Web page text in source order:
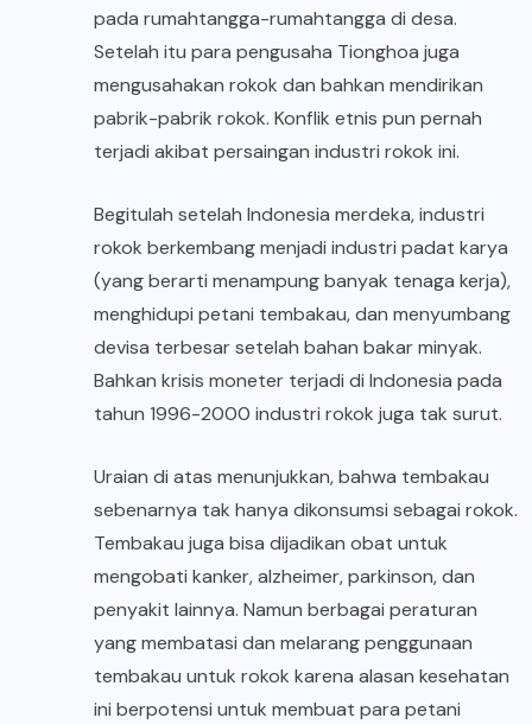
pada rumahtangga-rumahtangga di desa.
Setelah itu para pengusaha Tionghoa juga
mengusahakan rokok dan bahkan mendirikan
pabrik-pabrik rokok. Konflik etnis pun pernah
terjadi akibat persaingan industri rokok ini.
Begitulah setelah Indonesia merdeka, industri
rokok berkembang menjadi industri padat karya
(yang berarti menampung banyak tenaga kerja),
menghidupi petani tembakau, dan menyumbang
devisa terbesar setelah bahan bakar minyak.
Bahkan krisis moneter terjadi di Indonesia pada
tahun 1996-2000 industri rokok juga tak surut.
Uraian di atas menunjukkan, bahwa tembakau
sebenarnya tak hanya dikonsumsi sebagai rokok.
Tembakau juga bisa dijadikan obat untuk
mengobati kanker, alzheimer, parkinson, dan
penyakit lainnya. Namun berbagai peraturan
yang membatasi dan melarang penggunaan
tembakau untuk rokok karena alasan kesehatan
ini berpotensi untuk membuat para petani